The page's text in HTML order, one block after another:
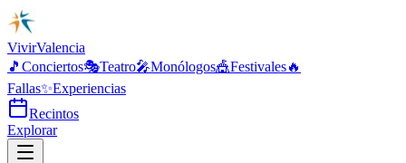
VivirValencia
🎵 Conciertos🎭Teatro🎤Monólogos🎪Festivales🔥
Fallas✨Experiencias
Recintos
Explorar